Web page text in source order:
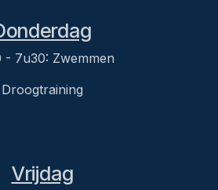
- 7u30: Zwemmen
Droogtraining
Vrijdag